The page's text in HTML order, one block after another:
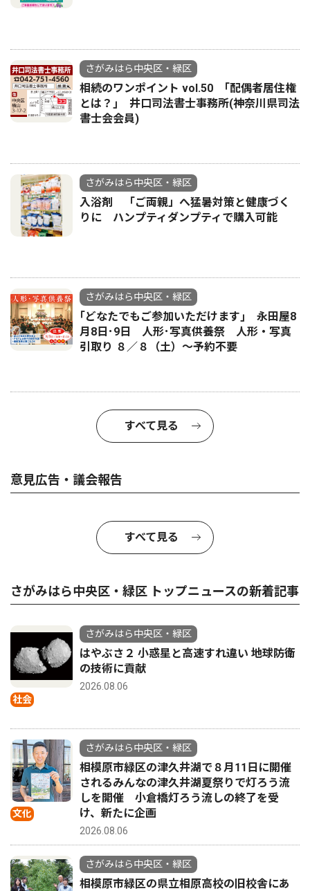
さがみはら中央区・緑区
相続のワンポイント vol.50 ｢配偶者居住権
とは？｣ 井口司法書士事務所(神奈川県司法
書士会会員)
さがみはら中央区・緑区
入浴剤 「ご両親」へ猛暑対策と健康づく
りに ハンプティダンプティで購入可能
さがみはら中央区・緑区
｢どなたでもご参加いただけます｣ 永田屋8
月8日･9日 人形･写真供養祭 人形・写真
引取り ８／８（土）〜予約不要
すべて見る
意見広告・議会報告
すべて見る
さがみはら中央区・緑区 トップニュースの新着記事
社会
さがみはら中央区・緑区
はやぶさ２ 小惑星と高速すれ違い 地球防衛
の技術に貢献
2026.08.06
文化
さがみはら中央区・緑区
相模原市緑区の津久井湖で８月11日に開催
されるみんなの津久井湖夏祭りで灯ろう流
しを開催 小倉橋灯ろう流しの終了を受
け、新たに企画
2026.08.06
さがみはら中央区・緑区
相模原市緑区の県立相原高校の旧校舎にあ